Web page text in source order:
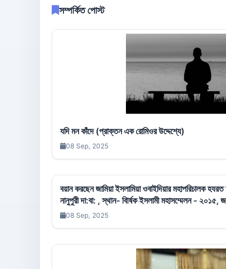
সম্পর্কিত পোস্ট
যদি মন কাঁদে (প্রাক্তন এক রোমিওর উদ্দেশ্যে)
08 Sep, 2025
বয়ান করছেন জামিয়া ইসলামিয়া ওবাইদিয়ার মহাপরিচালক
নানুপুরী দা:বা: , স্থান- বাি‍র্ষক ইসলামী মহাসম্মেলন - ২০১৫,
08 Sep, 2025